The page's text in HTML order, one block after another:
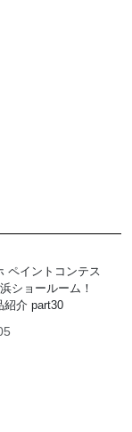
ペイントコンテス
ショールーム！
紹介 part30